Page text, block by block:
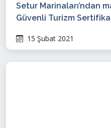
Setur Marinaları’ndan
Güvenli Turizm
15 Şubat 2021